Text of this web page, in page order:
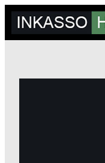
Zum
Inhalt